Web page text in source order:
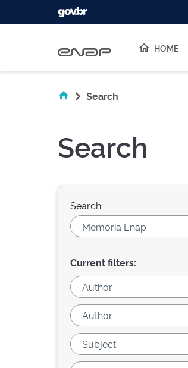
HOME
Search
Search
Search:
Current filters: